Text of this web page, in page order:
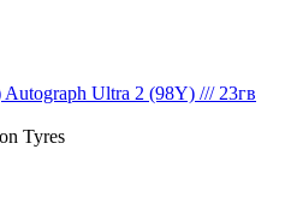
Ultra 2 (98Y) /// 23гв
Tyres